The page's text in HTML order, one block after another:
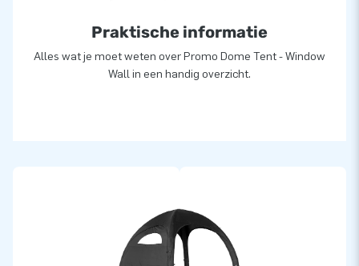
Praktische informatie
Alles wat je moet weten over Promo Dome Tent - Window
Wall in een handig overzicht.